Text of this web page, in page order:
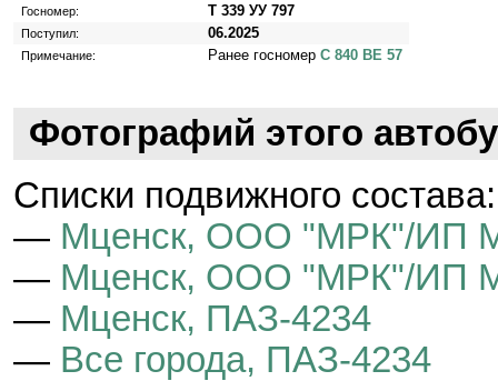
Госномер: Т 339 УУ 797
Поступил: 06.2025
Примечание: Ранее госномер С 840 ВЕ 57
Фотографий этого
Cписки подвижного состава:
— Мценск, ООО "МРК"/ИП
— Мценск, ООО "МРК"/ИП
— Мценск, ПАЗ-4234
— Все города, ПАЗ-4234